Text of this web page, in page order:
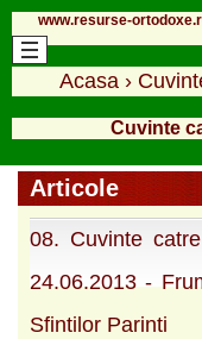
www.resurse-
Acasa ›
Cuvinte
Articole
08. Cuvinte
24.06.2013 -
Sfintilor Parinti